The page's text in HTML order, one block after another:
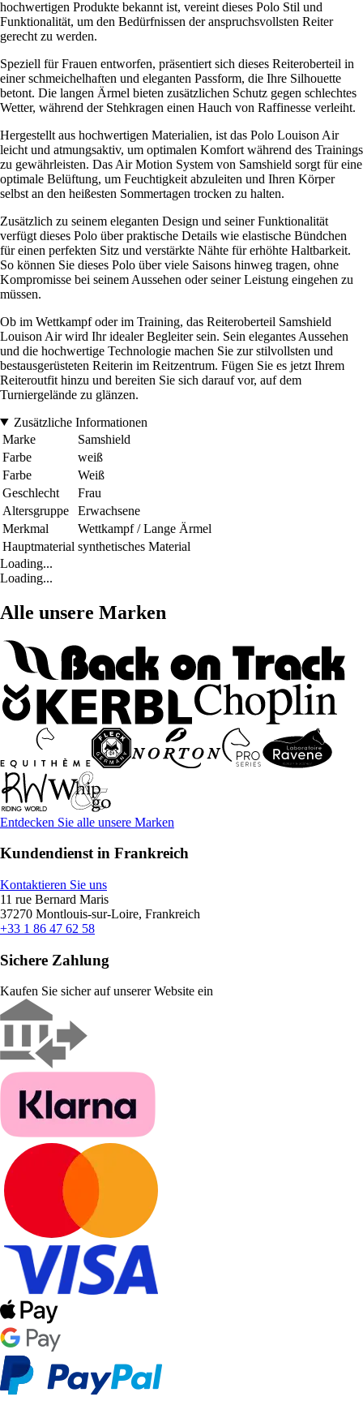
hochwertigen Produkte bekannt ist, vereint dieses Polo Stil und
Funktionalität, um den Bedürfnissen der anspruchsvollsten Reiter
gerecht zu werden.
Speziell für Frauen entworfen, präsentiert sich dieses Reiteroberteil in
einer schmeichelhaften und eleganten Passform, die Ihre Silhouette
betont. Die langen Ärmel bieten zusätzlichen Schutz gegen schlechtes
Wetter, während der Stehkragen einen Hauch von Raffinesse verleiht.
Hergestellt aus hochwertigen Materialien, ist das Polo Louison Air
leicht und atmungsaktiv, um optimalen Komfort während des Trainings
zu gewährleisten. Das Air Motion System von Samshield sorgt für eine
optimale Belüftung, um Feuchtigkeit abzuleiten und Ihren Körper
selbst an den heißesten Sommertagen trocken zu halten.
Zusätzlich zu seinem eleganten Design und seiner Funktionalität
verfügt dieses Polo über praktische Details wie elastische Bündchen
für einen perfekten Sitz und verstärkte Nähte für erhöhte Haltbarkeit.
So können Sie dieses Polo über viele Saisons hinweg tragen, ohne
Kompromisse bei seinem Aussehen oder seiner Leistung eingehen zu
müssen.
Ob im Wettkampf oder im Training, das Reiteroberteil Samshield
Louison Air wird Ihr idealer Begleiter sein. Sein elegantes Aussehen
und die hochwertige Technologie machen Sie zur stilvollsten und
bestausgerüsteten Reiterin im Reitzentrum. Fügen Sie es jetzt Ihrem
Reiteroutfit hinzu und bereiten Sie sich darauf vor, auf dem
Turniergelände zu glänzen.
Zusätzliche Informationen
Marke
Samshield
Farbe
weiß
Farbe
Weiß
Geschlecht
Frau
Altersgruppe
Erwachsene
Merkmal
Wettkampf / Lange Ärmel
Hauptmaterial synthetisches Material
Loading...
Loading...
Alle unsere Marken
Entdecken Sie alle unsere Marken
Kundendienst in Frankreich
Kontaktieren Sie uns
11 rue Bernard Maris
37270 Montlouis-sur-Loire, Frankreich
+33 1 86 47 62 58
Sichere Zahlung
Kaufen Sie sicher auf unserer Website ein